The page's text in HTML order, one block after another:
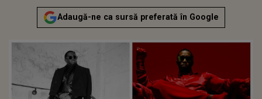
Adaugă-ne ca sursă preferată în Google